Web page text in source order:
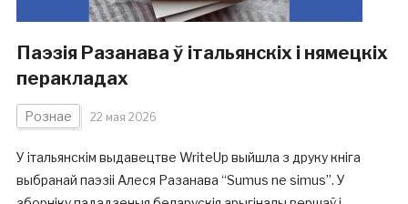
Паэзія Разанава ў італьянскіх і нямецкіх
перакладах
Рознае 22 мая 2026
У італьянскім выдавецтве WriteUp выйшла з друку кніга
выбранай паэзіі Алеся Разанава “Sumus ne simus”. У